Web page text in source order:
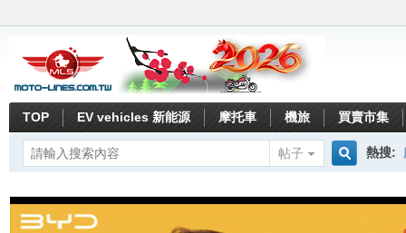
TOP EV vehicles 新能源 摩托車 機旅 買賣市集
帖子
熱搜: